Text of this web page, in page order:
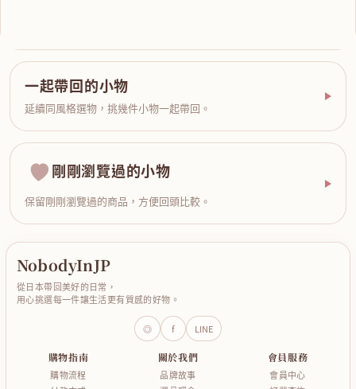
一起帶回的小物
延續同風格選物，挑幾件小物一起帶回。
剛剛瀏覽過的小物
保留剛剛瀏覽過的商品，方便回頭比較。
NobodyInJP
從日本帶回美好的日常，
用心挑選每一件讓生活更有質感的好物。
◎ f LINE
購物指南
購物流程
關於我們
品牌故事
會員服務
會員中心